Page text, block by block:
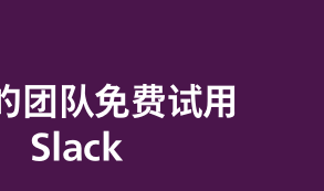
团队免费试用
Slack